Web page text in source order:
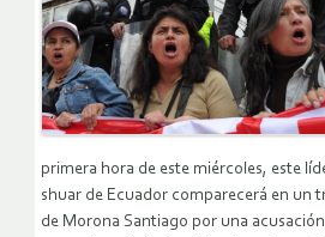
primera hora de este miércoles, este
shuar de Ecuador comparecerá en un
de Morona Santiago por una